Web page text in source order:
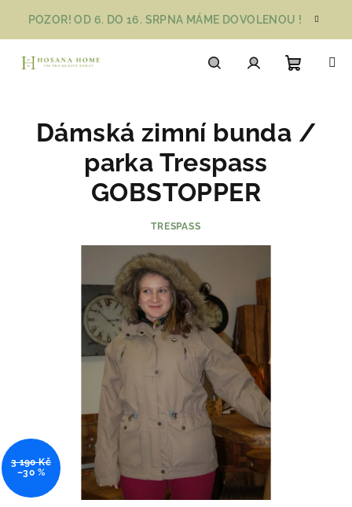
obsah
POZOR! OD 6. DO 16. SRPNA MÁME DOVOLENOU !
košík
Dámská zimní bunda /
parka Trespass
GOBSTOPPER
TRESPASS
3 190 Kč
–30 %